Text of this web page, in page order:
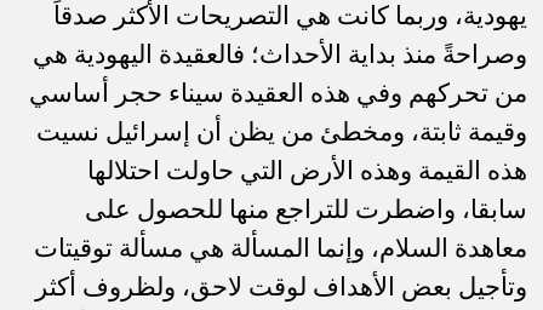
يهودية، وربما كانت هي التصريحات الأكثر صدقاً
وصراحةً منذ بداية الأحداث؛ فالعقيدة اليهودية هي
من تحركهم وفي هذه العقيدة سيناء حجر أساسي
وقيمة ثابتة، ومخطئ من يظن أن إسرائيل نسيت
هذه القيمة وهذه الأرض التي حاولت احتلالها
سابقا، واضطرت للتراجع منها للحصول على
معاهدة السلام، وإنما المسألة هي مسألة توقيتات
وتأجيل بعض الأهداف لوقت لاحق، ولظروف أكثر